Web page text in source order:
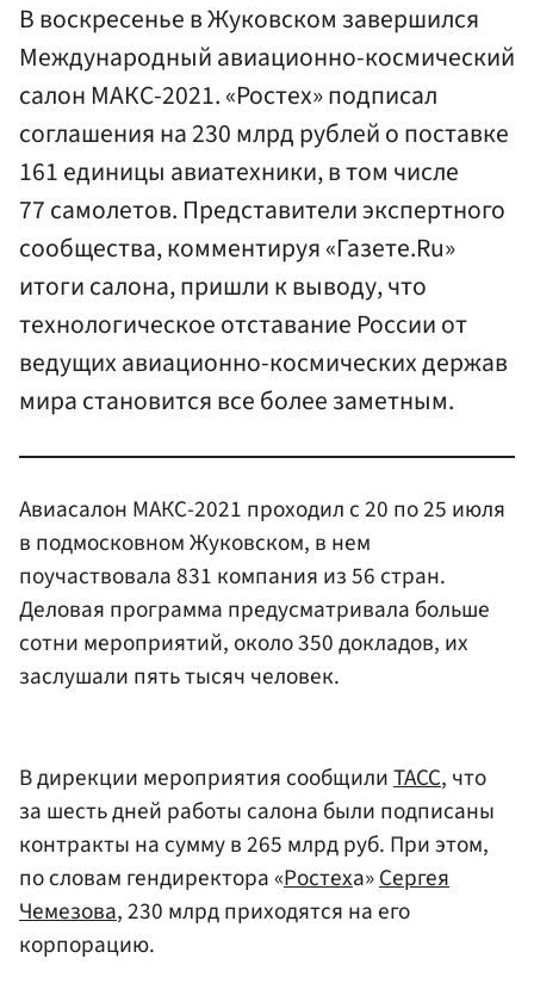
В воскресенье в Жуковском завершился
Международный авиационно-космический
салон МАКС-2021. «Ростех» подписал
соглашения на 230 млрд рублей о поставке
161 единицы авиатехники, в том числе
77 самолетов. Представители экспертного
сообщества, комментируя «Газете.Ru»
итоги салона, пришли к выводу, что
технологическое отставание России от
ведущих авиационно-космических держав
мира становится все более заметным.
Авиасалон МАКС-2021 проходил с 20 по 25 июля
в подмосковном Жуковском, в нем
поучаствовала 831 компания из 56 стран.
Деловая программа предусматривала больше
сотни мероприятий, около 350 докладов, их
заслушали пять тысяч человек.
В дирекции мероприятия сообщилиТАСС, что
за шесть дней работы салона были подписаны
контракты на сумму в 265 млрд руб. При этом,
по словам гендиректора «Ростеха»Сергея
Чемезова, 230 млрд приходятся на его
корпорацию.